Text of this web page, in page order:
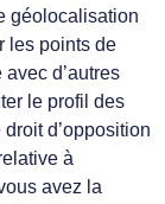
géolocalisation
les points de
d’autres
le profil des
d’opposition
à
avez la